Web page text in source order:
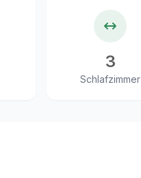
3
Schlafzimmer